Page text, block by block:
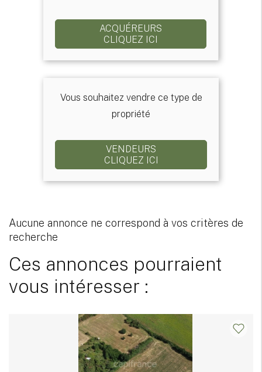
ACQUÉREURS
CLIQUEZ ICI
Vous souhaitez vendre ce type de
propriété
VENDEURS
CLIQUEZ ICI
Aucune annonce ne correspond à vos critères de
recherche
Ces annonces pourraient
vous intéresser :